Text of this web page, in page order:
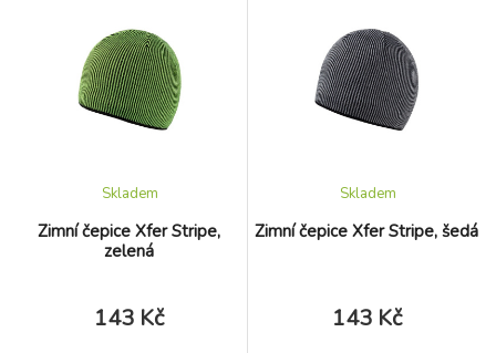
Zimní čepice Xfer Stripe,
zelená
Skladem
143 Kč
Zimní čepice Xfer Stripe, šedá
Skladem
143 Kč